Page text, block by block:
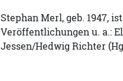
Stephan Merl, geb. 1947,
Veröffentlichungen u. a.:
Jessen/Hedwig Richter